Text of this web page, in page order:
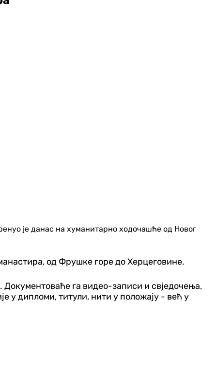
је данас на хуманитарно ходочашће од Новог
од Фрушке горе до Херцеговине.
Документоваће га видео-записи и свједочења,
у дипломи, титули, нити у положају - већ у